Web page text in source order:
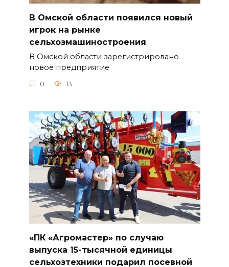
В Омской области появился новый
игрок на рынке
сельхозмашиностроения
В Омской области зарегистрировано
новое предприятие
0 13
«ПК «Агромастер» по случаю
выпуска 15-тысячной единицы
сельхозтехники подарил посевной